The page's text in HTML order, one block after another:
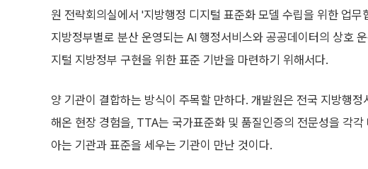
원 전략회의실에서 '지방행정 디지털 표준화 모델 수립을 위한 업무
지방정부별로 분산 운영되는 AI 행정서비스와 공공데이터의 상호
지털 지방정부 구현을 위한 표준 기반을 마련하기 위해서다.
양 기관이 결합하는 방식이 주목할 만하다. 개발원은 전국 지방행정
해온 현장 경험을, TTA는 국가표준화 및 품질인증의 전문성을 각각
아는 기관과 표준을 세우는 기관이 만난 것이다.